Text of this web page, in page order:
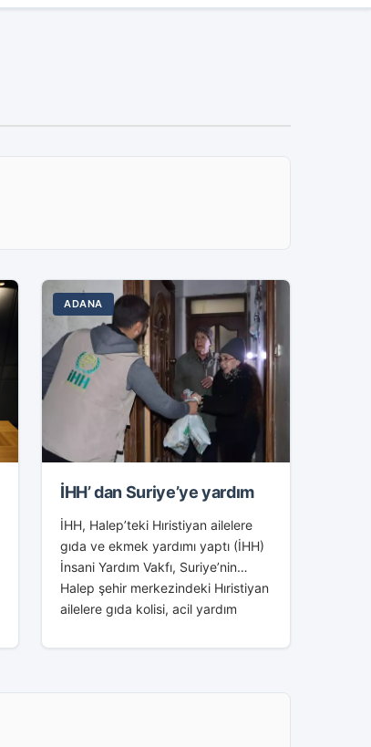
ADANA
İHH’ dan Suriye’ye yardım
İHH, Halep’teki Hıristiyan ailelere
gıda ve ekmek yardımı yaptı (İHH)
İnsani Yardım Vakfı, Suriye’nin
Halep şehir merkezindeki Hıristiyan
ailelere gıda kolisi, acil yardım
tarafından yapılan...